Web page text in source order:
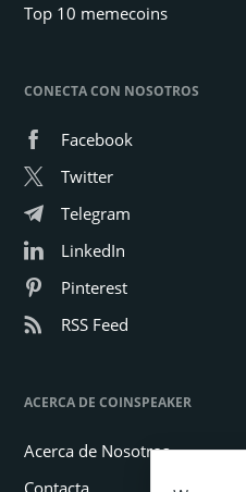
Top 10 memecoins
CONECTA CON NOSOTROS
Facebook
Twitter
Telegram
LinkedIn
Pinterest
RSS Feed
ACERCA DE COINSPEAKER
Acerca de Nosotros
Contacta